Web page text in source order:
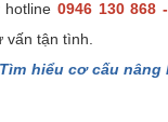
hotline 0946 130 868
tận tình.
Tìm hiểu cơ cấu nâng